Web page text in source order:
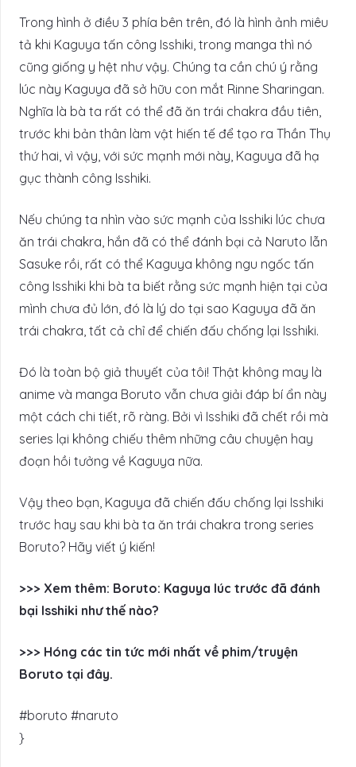
Trong hình ở điều 3 phía bên trên, đó là hình ảnh miêu
tả khi Kaguya tấn công Isshiki, trong manga thì nó
cũng giống y hệt như vậy. Chúng ta cần chú ý rằng
lúc này Kaguya đã sở hữu con mắt Rinne Sharingan.
Nghĩa là bà ta rất có thể đã ăn trái chakra đầu tiên,
trước khi bản thân làm vật hiến tế để tạo ra Thần Thụ
thứ hai, vì vậy, với sức mạnh mới này, Kaguya đã hạ
gục thành công Isshiki.
Nếu chúng ta nhìn vào sức mạnh của Isshiki lúc chưa
ăn trái chakra, hắn đã có thể đánh bại cả Naruto lẫn
Sasuke rồi, rất có thể Kaguya không ngu ngốc tấn
công Isshiki khi bà ta biết rằng sức mạnh hiện tại của
mình chưa đủ lớn, đó là lý do tại sao Kaguya đã ăn
trái chakra, tất cả chỉ để chiến đấu chống lại Isshiki.
Đó là toàn bộ giả thuyết của tôi! Thật không may là
anime và manga Boruto vẫn chưa giải đáp bí ẩn này
một cách chi tiết, rõ ràng. Bởi vì Isshiki đã chết rồi mà
series lại không chiếu thêm những câu chuyện hay
đoạn hồi tưởng về Kaguya nữa.
Vậy theo bạn, Kaguya đã chiến đấu chống lại Isshiki
trước hay sau khi bà ta ăn trái chakra trong series
Boruto? Hãy viết ý kiến!
>>> Xem thêm: Boruto: Kaguya lúc trước đã đánh
bại Isshiki như thế nào?
>>> Hóng các tin tức mới nhất về phim/truyện
Boruto tại đây.
#boruto #naruto
}